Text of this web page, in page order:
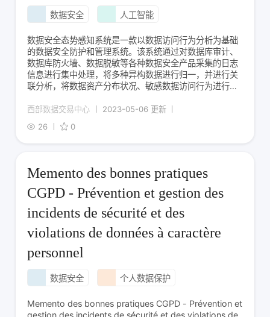
数据安全 人工智能
数据安全态势感知系统是一款以数据访问行为分析为基础
的数据安全防护和管理系统。该系统通过对数据库审计、
数据库防火墙、数据脱敏等各种数据安全产品采集的日志
信息进行集中处理，将多种异构数据进行归一，并进行关
联分析，将数据资产分布状况、敏感数据访问行为进行动
示一个清晰、透明、可控的数据资产分布、数据访问行
为、数据安全风险态势。 态感平台是一个集分析与管理为
西部数据交易中心
2023-05-06 更新
26
0
Memento des bonnes pratiques
CGPD - Prévention et gestion des
incidents de sécurité et des
violations de données à caractère
personnel
数据安全 个人数据保护
Memento des bonnes pratiques CGPD - Prévention et
gestion des incidents de sécurité et des violations de